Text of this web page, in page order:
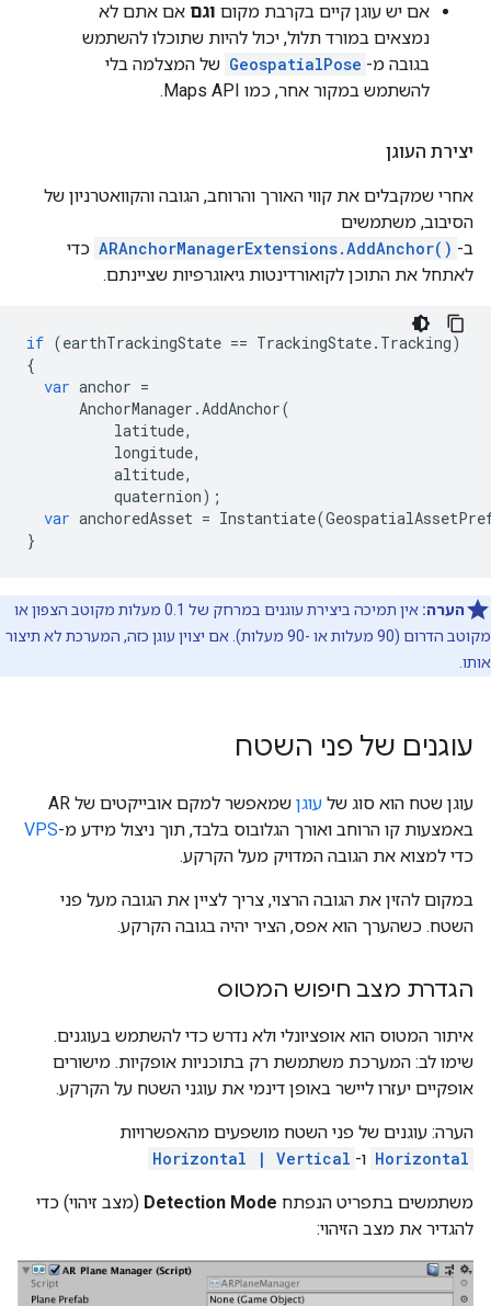
אם יש עוגן קיים בקרבת מקום וגם אם אתם לא
נמצאים במורד תלול, יכול להיות שתוכלו להשתמש
בגובה מ- GeospatialPose של המצלמה בלי
להשתמש במקור אחר, כמו Maps API.
יצירת העוגן
אחרי שמקבלים את קווי האורך והרוחב, הגובה והקוואטרניון של
הסיבוב, משתמשים
ב- ARAnchorManagerExtensions.AddAnchor() כדי
לאתחל את התוכן לקואורדינטות גיאוגרפיות שציינתם.
if (earthTrackingState == TrackingState. Tracking)
{
var anchor =
AnchorManager .AddAnchor(
latitude,
longitude,
altitude,
quaternion);
var anchoredAsset = Instantiate(
}
הערה:
אין תמיכה ביצירת עוגנים במרחק של 0.1 מעלות מקוטב הצפון או
מקוטב הדרום (90 מעלות או -90 מעלות). אם יצוין עוגן כזה, המערכת לא תיצור
אותו.
עוגנים של פני השטח
עוגן שטח הוא סוג של עוגן
שמאפשר למקם אובייקטים של AR
באמצעות קו הרוחב ואורך הגלובוס בלבד, תוך ניצול מידע מ-VPS
כדי למצוא את הגובה המדויק מעל הקרקע.
במקום להזין את הגובה הרצוי, צריך לציין את הגובה מעל פני
השטח. כשהערך הוא אפס, הציר יהיה בגובה הקרקע.
הגדרת מצב חיפוש המטוס
איתור המטוס הוא אופציונלי ולא נדרש כדי להשתמש בעוגנים.
שימו לב: המערכת משתמשת רק בתוכניות אופקיות. מישורים
אופקיים יעזרו ליישר באופן דינמי את עוגני השטח על הקרקע.
הערה: עוגנים של פני השטח מושפעים מהאפשרויות
Horizontal ו- Horizontal | Vertical
משתמשים בתפריט הנפתח Detection Mode (מצב זיהוי) כדי
להגדיר את מצב הזיהוי: